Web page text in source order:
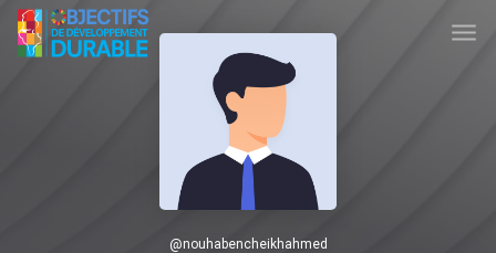
Skip to main content
TUNISIA ODD
@nouhabencheikhahmed